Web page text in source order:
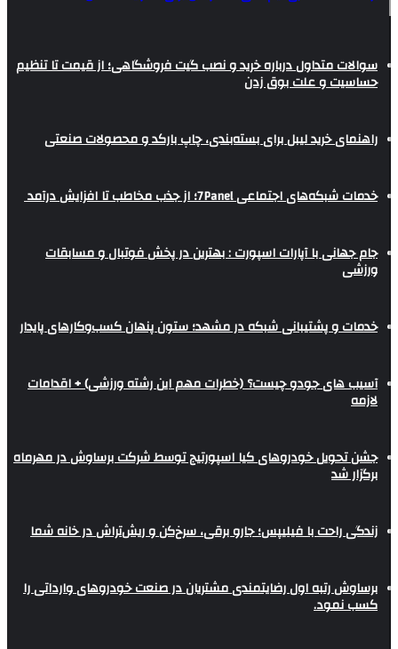
سوالات متداول درباره خرید و نصب گیت فروشگاهی؛ از قیمت تا تنظیم
حساسیت و علت بوق زدن
راهنمای خرید لیبل برای بسته‌بندی، چاپ بارکد و محصولات صنعتی
خدمات شبکه‌های اجتماعی 7Panel؛ از جذب مخاطب تا افزایش درآمد
جام جهانی با آپارات اسپورت : بهترین در پخش فوتبال و مسابقات
ورزشی
خدمات و پشتیبانی شبکه در مشهد؛ ستون پنهان کسب‌وکارهای پایدار
آسیب های جودو چیست؟ (خطرات مهم این رشته ورزشی) + اقدامات
لازمه
جشن تحویل خودروهای کیا اسپورتیج توسط شرکت برساوش در مهرماه
برگزار شد
زندگی راحت با فیلیپس؛ جارو برقی، سرخ‌کن و ریش‌تراش در خانه شما
برساوش رتبه اول رضایتمندی مشتریان در صنعت خودروهای وارداتی را
کسب نمود.